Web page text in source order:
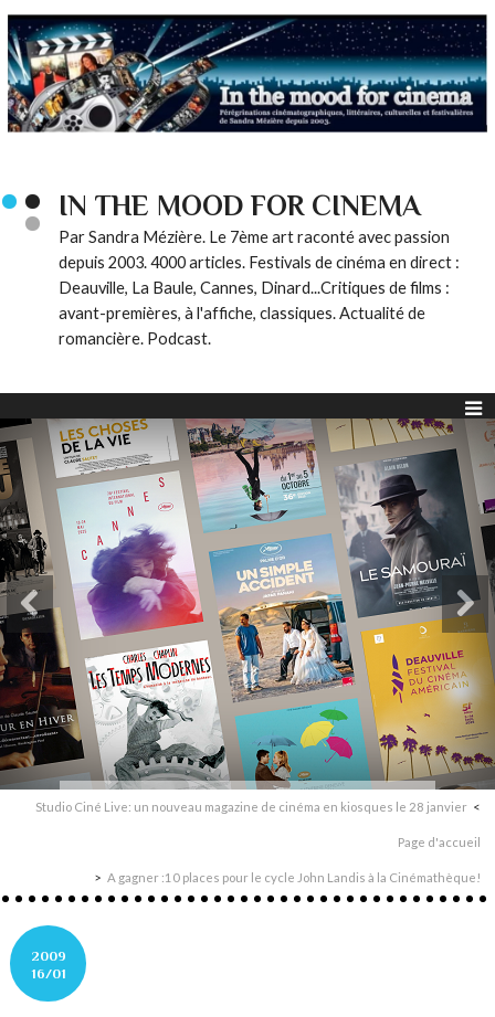
IN THE MOOD FOR CINEMA
Par Sandra Mézière. Le 7ème art raconté avec passion
depuis 2003. 4000 articles. Festivals de cinéma en direct :
Deauville, La Baule, Cannes, Dinard...Critiques de films :
avant-premières, à l'affiche, classiques. Actualité de
romancière. Podcast.
Studio Ciné Live: un nouveau magazine de cinéma en kiosques le 28 janvier
Page d'accueil
A gagner :10 places pour le cycle John Landis à la Cinémathèque!
2009
16/01